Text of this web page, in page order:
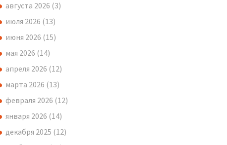
августа 2026 (3)
июля 2026 (13)
июня 2026 (15)
мая 2026 (14)
апреля 2026 (12)
марта 2026 (13)
февраля 2026 (12)
января 2026 (14)
декабря 2025 (12)